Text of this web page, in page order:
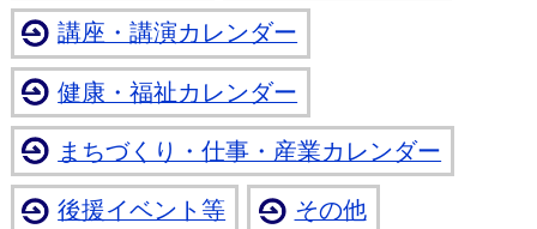
講座・講演カレンダー
健康・福祉カレンダー
まちづくり・仕事・産業カレンダー
後援イベント等 その他